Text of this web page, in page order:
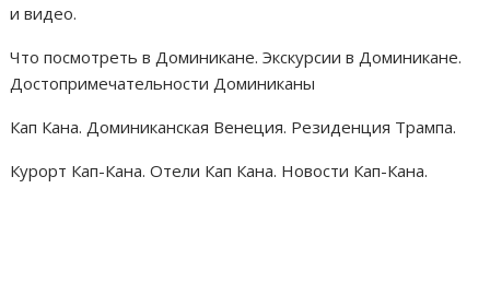
и видео.
Что посмотреть в Доминикане. Экскурсии в Доминикане.
Достопримечательности Доминиканы
Кап Кана. Доминиканская Венеция. Резиденция Трампа.
Курорт Кап-Кана. Отели Кап Кана. Новости Кап-Кана.